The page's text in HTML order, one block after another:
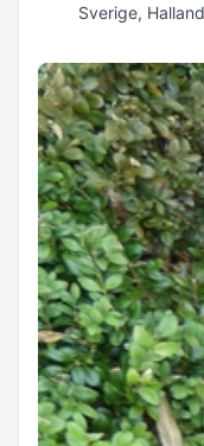
Sverige, Halland